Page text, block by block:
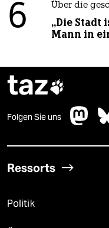
6 Über die
„Die Stadt
Mann in
taz
Folgen Sie uns
Ressorts
Politik